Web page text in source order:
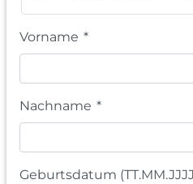
Vorname *
Nachname *
Geburtsdatum